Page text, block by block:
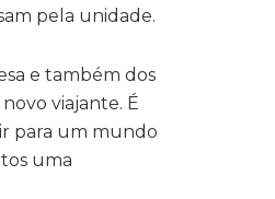
pela unidade.
e também dos
viajante. É
para um mundo
uma